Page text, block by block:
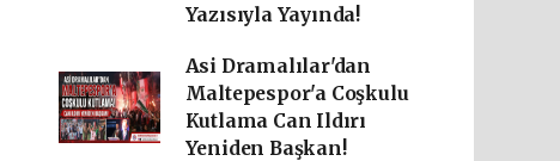
Yazısıyla Yayında!
Asi Dramalılar'dan
Maltepespor'a Coşkulu
Kutlama Can Ildırı
Yeniden Başkan!